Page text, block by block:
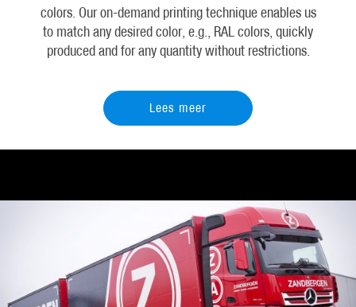
colors. Our on-demand printing technique enables us
to match any desired color, e.g., RAL colors, quickly
produced and for any quantity without restrictions.
Lees meer